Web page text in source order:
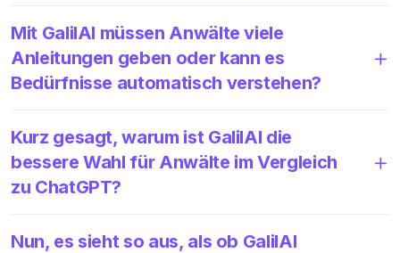
Mit GalilAI müssen Anwälte viele
Anleitungen geben oder kann es
Bedürfnisse automatisch verstehen?
Kurz gesagt, warum ist GalilAI die
bessere Wahl für Anwälte im Vergleich
zu ChatGPT?
Nun, es sieht so aus, als ob GalilAI